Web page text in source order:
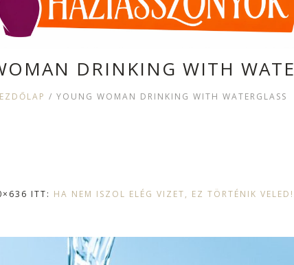
DRINKING WITH
/ YOUNG WOMAN DRINKING WITH WATERGLASS
ITT: HA NEM ISZOL ELÉG VIZET, EZ TÖRTÉNIK VELED!